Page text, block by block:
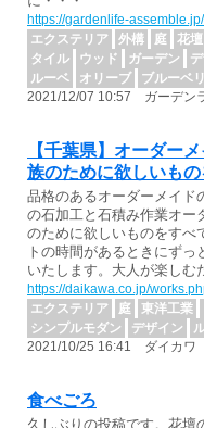
https://gardenlife-
エクステリア
外構 庭 花壇
タイル
ウッド ガーデン
ルーベ
オリーブ ブルーベ
2021/12/07 10:57 ガーデン
【千葉県】オーダー
族のために欲しいも
品格のあるオーダーメイド
の石加工と石積み作業オー
のために欲しいものをすべ
トの時間があるときにず
いたします。大人が楽しむ
https://daikawa.co.jp/
エクステリア
庭 東洋工業
シンプルモダン
デザイン
2021/10/25 16:41 ダイカワ
食べごろ
久しぶりの投稿です。花壇